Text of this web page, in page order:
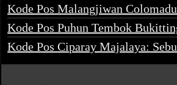
Kode Pos Malangjiwan
Kode Pos Puhun Tembok
Kode Pos Ciparay Majalaya: